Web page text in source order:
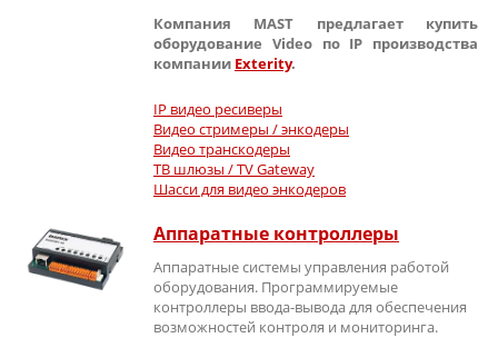
Компания MAST предлагает купить
оборудование Video по IP производства
компании Exterity.
IP видео ресиверы
Видео стримеры / энкодеры
Видео транскодеры
ТВ шлюзы / TV Gateway
Шасси для видео энкодеров
Аппаратные контроллеры
Аппаратные системы управления работой
оборудования. Программируемые
контроллеры ввода-вывода для обеспечения
возможностей контроля и мониторинга.